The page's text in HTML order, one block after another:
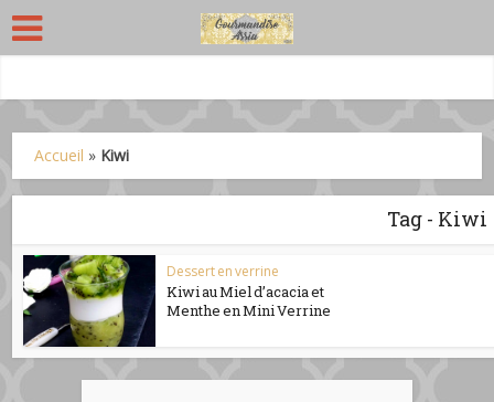
Accueil » Kiwi
Tag - Kiwi
Dessert en verrine
Kiwi au Miel d’acacia et
Menthe en Mini Verrine